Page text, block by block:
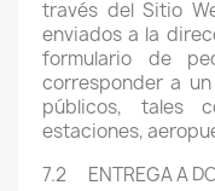
través del Sitio
enviados a la
formulario de
corresponder a
públicos, tales
estaciones,
7.2 ENTREGA A